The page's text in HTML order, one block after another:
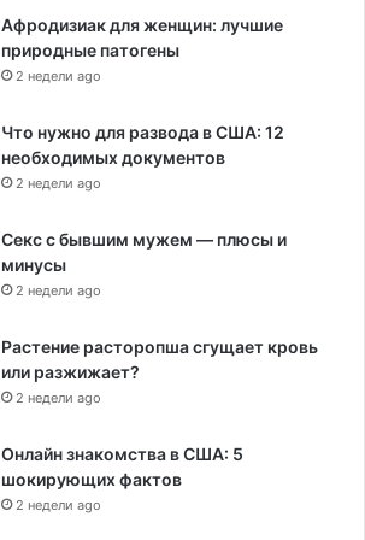
Афродизиак для женщин: лучшие
природные патогены
2 недели ago
Что нужно для развода в США: 12
необходимых документов
2 недели ago
Секс с бывшим мужем — плюсы и
минусы
2 недели ago
Растение расторопша сгущает кровь
или разжижает?
2 недели ago
Онлайн знакомства в США: 5
шокирующих фактов
2 недели ago